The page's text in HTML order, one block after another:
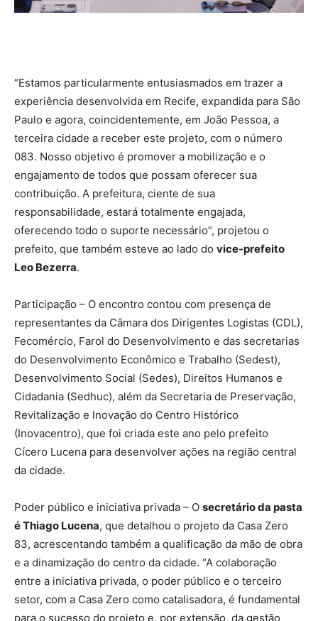
“Estamos particularmente entusiasmados em trazer a
experiência desenvolvida em Recife, expandida para São
Paulo e agora, coincidentemente, em João Pessoa, a
terceira cidade a receber este projeto, com o número
083. Nosso objetivo é promover a mobilização e o
engajamento de todos que possam oferecer sua
contribuição. A prefeitura, ciente de sua
responsabilidade, estará totalmente engajada,
oferecendo todo o suporte necessário”, projetou o
prefeito, que também esteve ao lado do vice-prefeito
Leo Bezerra.
Participação – O encontro contou com presença de
representantes da Câmara dos Dirigentes Logistas (CDL),
Fecomércio, Farol do Desenvolvimento e das secretarias
do Desenvolvimento Econômico e Trabalho (Sedest),
Desenvolvimento Social (Sedes), Direitos Humanos e
Cidadania (Sedhuc), além da Secretaria de Preservação,
Revitalização e Inovação do Centro Histórico
(Inovacentro), que foi criada este ano pelo prefeito
Cícero Lucena para desenvolver ações na região central
da cidade.
Poder público e iniciativa privada – O secretário da pasta
é Thiago Lucena, que detalhou o projeto da Casa Zero
83, acrescentando também a qualificação da mão de obra
e a dinamização do centro da cidade. “A colaboração
entre a iniciativa privada, o poder público e o terceiro
setor, com a Casa Zero como catalisadora, é fundamental
para o sucesso do projeto e, por extensão, da gestão